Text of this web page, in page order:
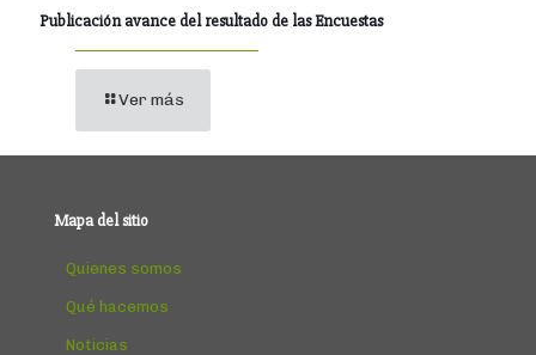
Publicación avance del resultado de las Encuestas
Ver más
Mapa del sitio
Quienes somos
Qué hacemos
Noticias